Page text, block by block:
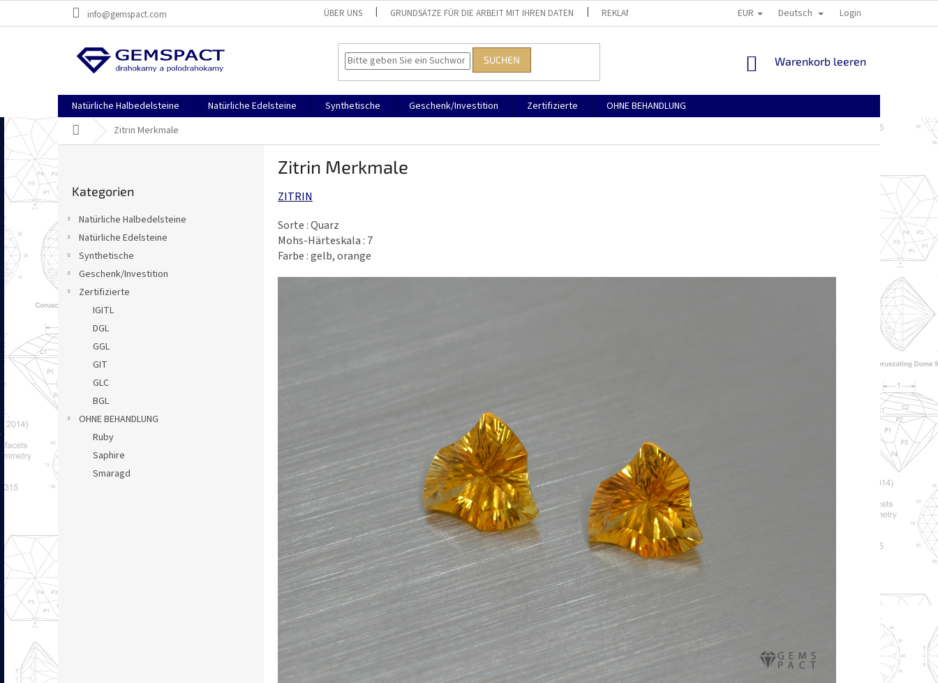
info@gemspact.com ÜBER UNS GRUNDSÄTZE FÜR DIE ARBEIT MIT IHREN DATEN REKLAMATION UND RÜCKGABE VON WAREN ALLGEMEINE
EUR Deutsch Login
SUCHEN WARENKORB
Warenkorb leeren
Natürliche Halbedelsteine Natürliche Edelsteine Synthetische Geschenk/Investition Zertifizierte
OHNE BEHANDLUNG
StartseiteZitrin Merkmale
i
t
n
l
e
s
t
überspringen
Kategorien
Natürliche Halbedelsteine
Natürliche Edelsteine
Synthetische
Geschenk/Investition
Zertifizierte
IGITL
DGL
GGL
GIT
GLC
BGL
OHNE BEHANDLUNG
Ruby
Saphire
Smaragd
Zitrin Merkmale
ZITRIN
Sorte : Quarz
Mohs-Härteskala : 7
Farbe : gelb, orange